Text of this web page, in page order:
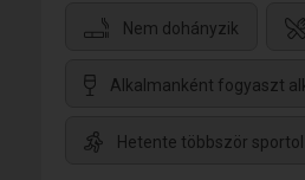
Nem dohányzik
Alkalmanként fogyaszt
Hetente többször